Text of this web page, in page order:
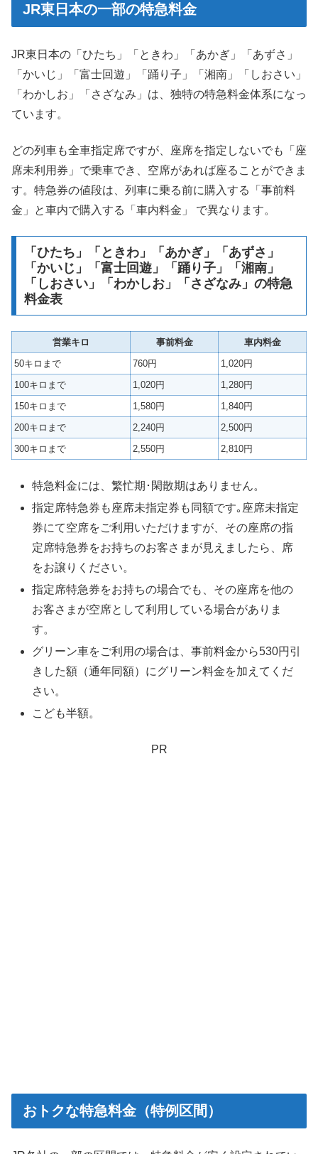
JR東日本の一部の特急料金
JR東日本の「ひたち」「ときわ」「あかぎ」「あずさ」
「かいじ」「富士回遊」「踊り子」「湘南」「しおさい」
「わかしお」「さざなみ」は、独特の特急料金体系になっ
ています。
どの列車も全車指定席ですが、座席を指定しないでも「座
席未利用券」で乗車でき、空席があれば座ることができま
す。特急券の値段は、列車に乗る前に購入する「事前料
金」と車内で購入する「車内料金」 で異なります。
「ひたち」「ときわ」「あかぎ」「あずさ」
「かいじ」「富士回遊」「踊り子」「湘南」
「しおさい」「わかしお」「さざなみ」の特急
料金表
営業キロ 事前料金
車内料金
50キロまで
760円
1,020円
100キロまで
1,020円
1,280円
150キロまで
1,580円
1,840円
200キロまで
2,240円
2,500円
300キロまで
2,550円 2,810円
特急料金には、繁忙期･閑散期はありません。
指定席特急券も座席未指定券も同額です｡座席未指定
券にて空席をご利用いただけますが、その座席の指
定席特急券をお持ちのお客さまが見えましたら、席
をお譲りください。
指定席特急券をお持ちの場合でも、その座席を他の
お客さまが空席として利用している場合がありま
す。
グリーン車をご利用の場合は、事前料金から530円引
きした額（通年同額）にグリーン料金を加えてくだ
さい。
こども半額。
PR
おトクな特急料金（特例区間）